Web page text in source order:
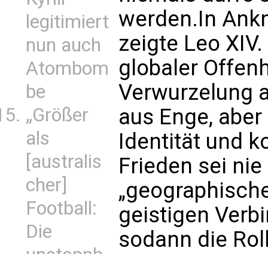
legitimiert
nun auch
Atombom
be
„Größer
als
[australis
cher]
Football:
Die
werden.In
zeigte Leo
globaler
Verwurzelung
aus Enge,
Identität und
Frieden sei
geistigen
sodann die